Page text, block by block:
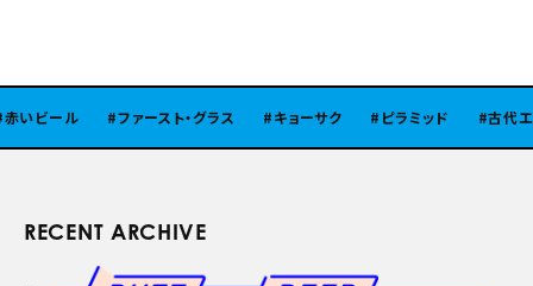
ビール ファースト・グラス キョーサク ピラミッド 古代エジ
RECENT ARCHIVE